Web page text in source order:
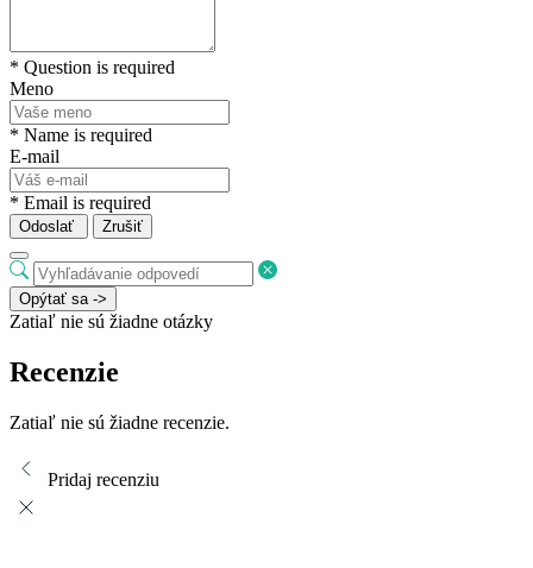
* Question is required
Meno
* Name is required
E-mail
* Email is required
Odoslať Zrušiť
Opýtať sa ->
Zatiaľ nie sú žiadne otázky
Recenzie
Zatiaľ nie sú žiadne recenzie.
Pridaj recenziu